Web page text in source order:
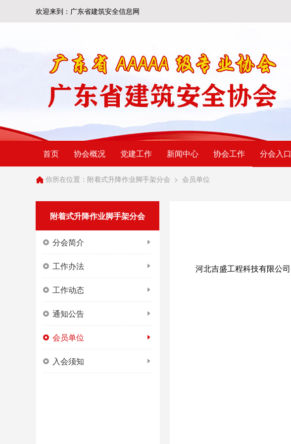
欢迎来到：广东省建筑安全信息网
首页 协会概况 党建工作 新闻中心 协会工作 分会入口
你所在位置： 附着式升降作业脚手架分会 > 会员单位
附着式升降作业脚手架分会
分会简介
工作办法
工作动态
通知公告
会员单位
入会须知
河北吉盛工程科技有限公司